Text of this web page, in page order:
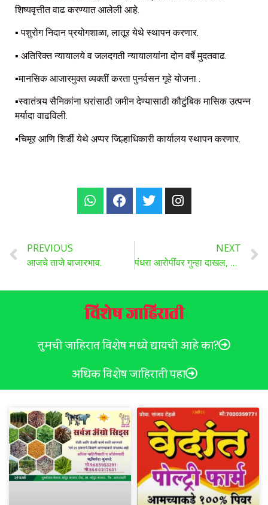
शिष्यवृत्तीत वाढ करण्यात आलेली आहे.
▪️ पशुरोग निदान प्रयोगशाळा, लातूर येथे स्थापन करणार.
▪️ अतिरिक्त न्यायालये व जलदगती न्यायालयांना दोन वर्षे मुदतवाढ.
▪️मानसिक आजारमुक्त व्यक्तीं करता पुनर्वसन गृहे योजना .
▪️स्वातंत्र्य सैनिकांना घरांसाठी जमीन देण्यासाठी कौटुंबिक मासिक उत्पन्न
मर्यादा वाढविली.
▪️चिमूर आणि शिर्डी येथे अप्पर जिल्हाधिकारी कार्यालय स्थापन करणार.
PREVIOUS
आजचे ताजे बाजारभाव.
NEXT
पंधरा आरोपींवर गुन्हा दाखल, आठ आरोपी ताब्यात , 296 पोते बोगस बियाणे पोलिसांनी पकडले.
विशेष जाहिराती
तुमची जाहिरात विशेष मध्ये द्यायची आहे का?
अधिक विशेष जाहिराती पहा